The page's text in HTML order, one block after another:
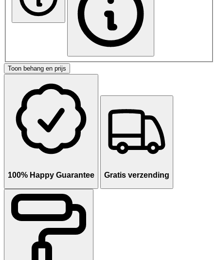
Toon behang en prijs
100% Happy Guarantee Gratis verzending